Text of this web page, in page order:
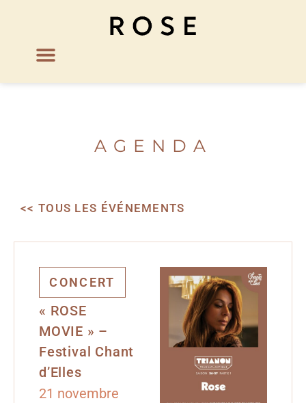
AGENDA
<< TOUS LES ÉVÉNEMENTS
CONCERT
« ROSE
MOVIE » –
Festival Chant
d’Elles
21 novembre